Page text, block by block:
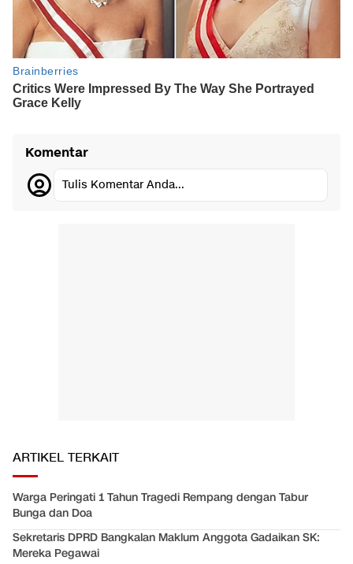
Komentar
Tulis Komentar Anda...
ARTIKEL TERKAIT
Warga Peringati 1 Tahun Tragedi Rempang dengan Tabur
Bunga dan Doa
Sekretaris DPRD Bangkalan Maklum Anggota Gadaikan SK:
Mereka Pegawai